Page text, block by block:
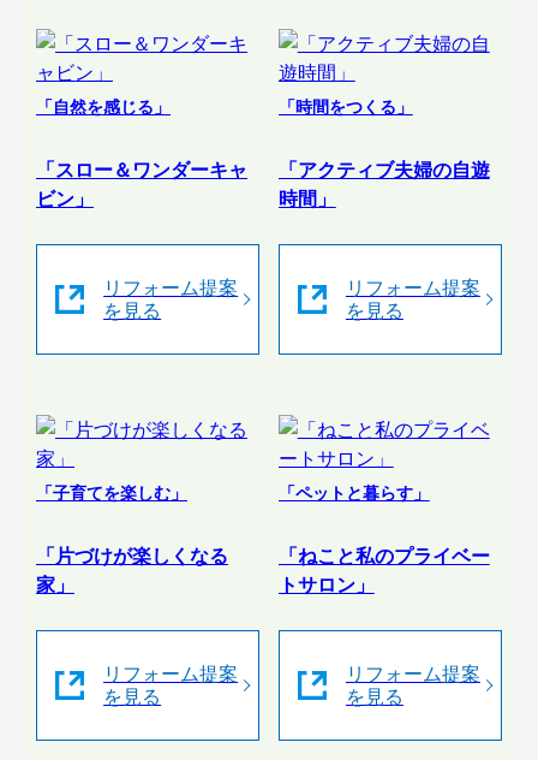
「自然を感じる」
「スロー＆ワンダーキャ
ビン」
リフォーム提案
を見る
「時間をつくる」
「アクティブ夫婦の自遊
時間」
リフォーム提案
を見る
「子育てを楽しむ」
「片づけが楽しくなる
家」
リフォーム提案
を見る
「ペットと暮らす」
「ねこと私のプライベー
トサロン」
リフォーム提案
を見る